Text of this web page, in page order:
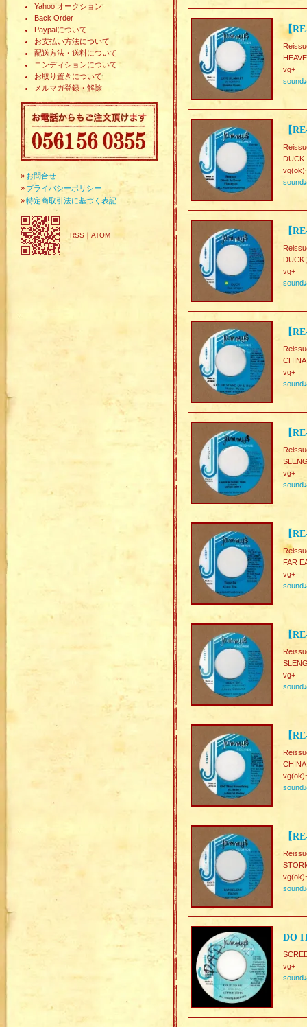
Yahoo!オークション
Back Order
Paypalについて
お支払い方法について
配送方法・送料について
コンディションについて
お取り置きについて
メルマガ登録・解除
» お問合せ
» プライバシーポリシー
»特定商取引法に基づく表記
RSS ｜ ATOM
【
vg+
sound♪
【
DUCK
sound♪
【
vg+
sound♪
【
vg+
sound♪
【
vg+
sound♪
【
FAR
vg+
sound♪
【
vg+
sound♪
【
sound♪
【
sound♪
DO
vg+
sound♪